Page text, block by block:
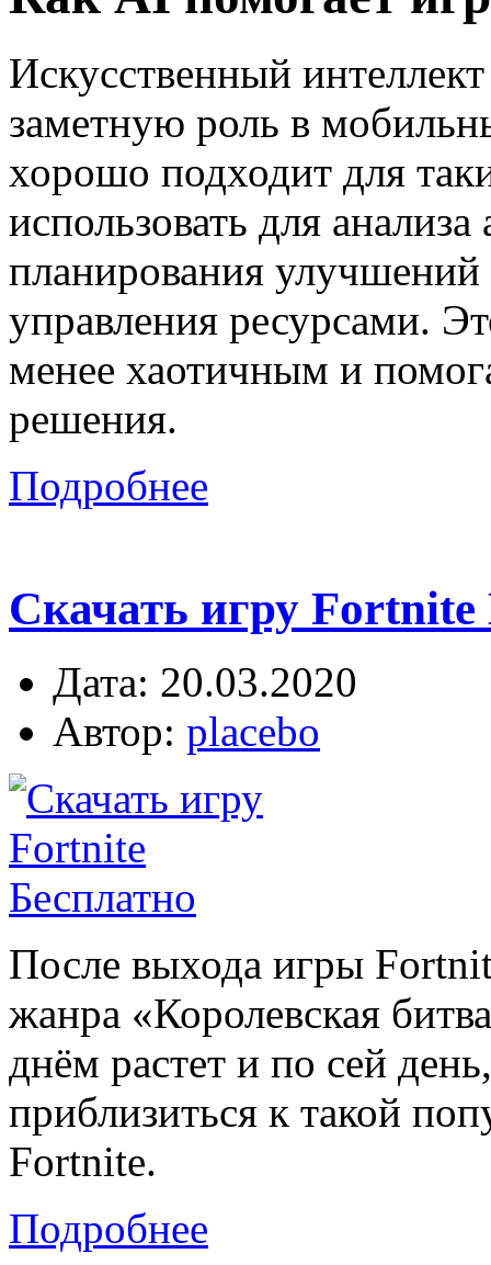
Искусственный
заметную роль в
хорошо подходит для
использовать для
планирования
управления ресурсами.
менее хаотичным и
решения.
Подробнее
Скачать игру Fortnite
Дата: 20.03.2020
Автор: placebo
После выхода игры
жанра «Королевская
днём растет и по сей
приблизиться к такой
Fortnite.
Подробнее